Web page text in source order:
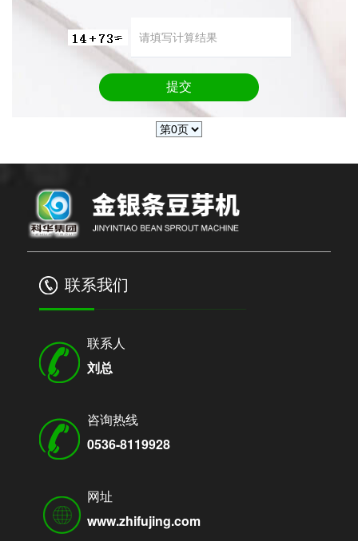
联系我们
联系人
刘总
咨询热线
0536-8119928
网址
www.zhifujing.com